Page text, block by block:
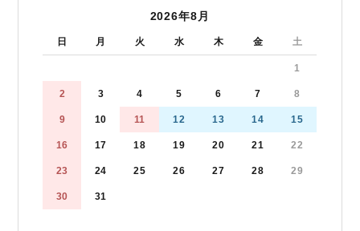
2026年8月
日 月 火 水 木 金 土
1
2 3 4 5 6 7 8
9 10 11 12 13 14 15
16 17 18 19 20 21 22
23 24 25 26 27 28 29
30 31